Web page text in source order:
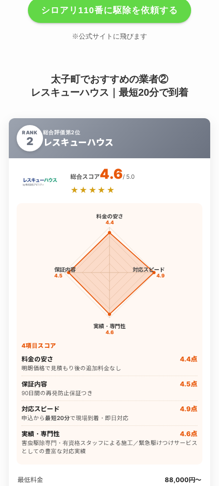
シロアリ110番に駆除を依頼する
※公式サイトに飛びます
太子町でおすすめの業者②
レスキューハウス｜最短20分で到着
RANK
2
総合評価第2位
レスキューハウス
総合スコア4.6/ 5.0
★★★★★
料金の安さ
4.4
対応スピード
4.9
実績・専門性
4.6
保証内容
4.5
4項目スコア
料金の安さ 4.4点
明朗価格で見積もり後の追加料金なし
保証内容 4.5点
90日間の再発防止保証つき
対応スピード 4.9点
申込から最短20分で現場到着・即日対応
実績・専門性 4.6点
害虫駆除専門・有資格スタッフによる施工／緊急駆けつけサービス
としての豊富な対応実績
最低料金 88,000円〜